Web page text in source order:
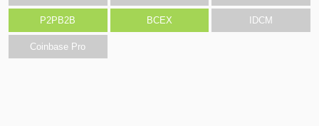
P2PB2B BCEX IDCM
Coinbase Pro